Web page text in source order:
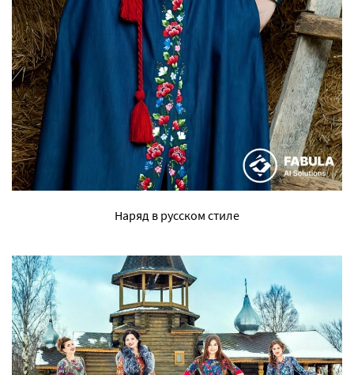
Наряд в русском стиле